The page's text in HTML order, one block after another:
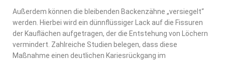
Außerdem können die bleibenden Backenzähne „versiegelt“
werden. Hierbei wird ein dünnflüssiger Lack auf die Fissuren
der Kauflächen aufgetragen, der die Entstehung von Löchern
vermindert. Zahlreiche Studien belegen, dass diese
Maßnahme einen deutlichen Kariesrückgang im